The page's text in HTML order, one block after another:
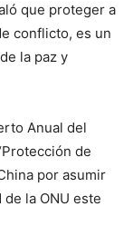
que proteger a
conflicto, es un
la paz y
Anual del
de
por asumir
la ONU este